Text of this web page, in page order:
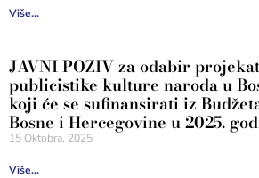
Više...
JAVNI POZIV za odabir
publicistike kulture naroda u
koji će se sufinansirati iz
Bosne i Hercegovine u 2025.
15 Oktobra, 2025
Više...